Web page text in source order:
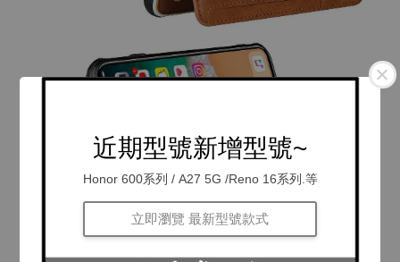
近期型號新增型號~
Honor 600系列 / A27 5G /Reno 16系列.等
立即瀏覽 最新型號款式